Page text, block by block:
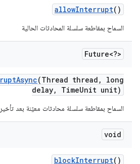
allowInterrupt()
السماح بمقاطعة سلسلة المحادثات الحالية
Future<?>
Async(Thread thread ,
long
delay, TimeUnit unit)
السماح بمقاطعة سلسلة محادثات معيّنة بعد تأخير
void
blockInterrupt()